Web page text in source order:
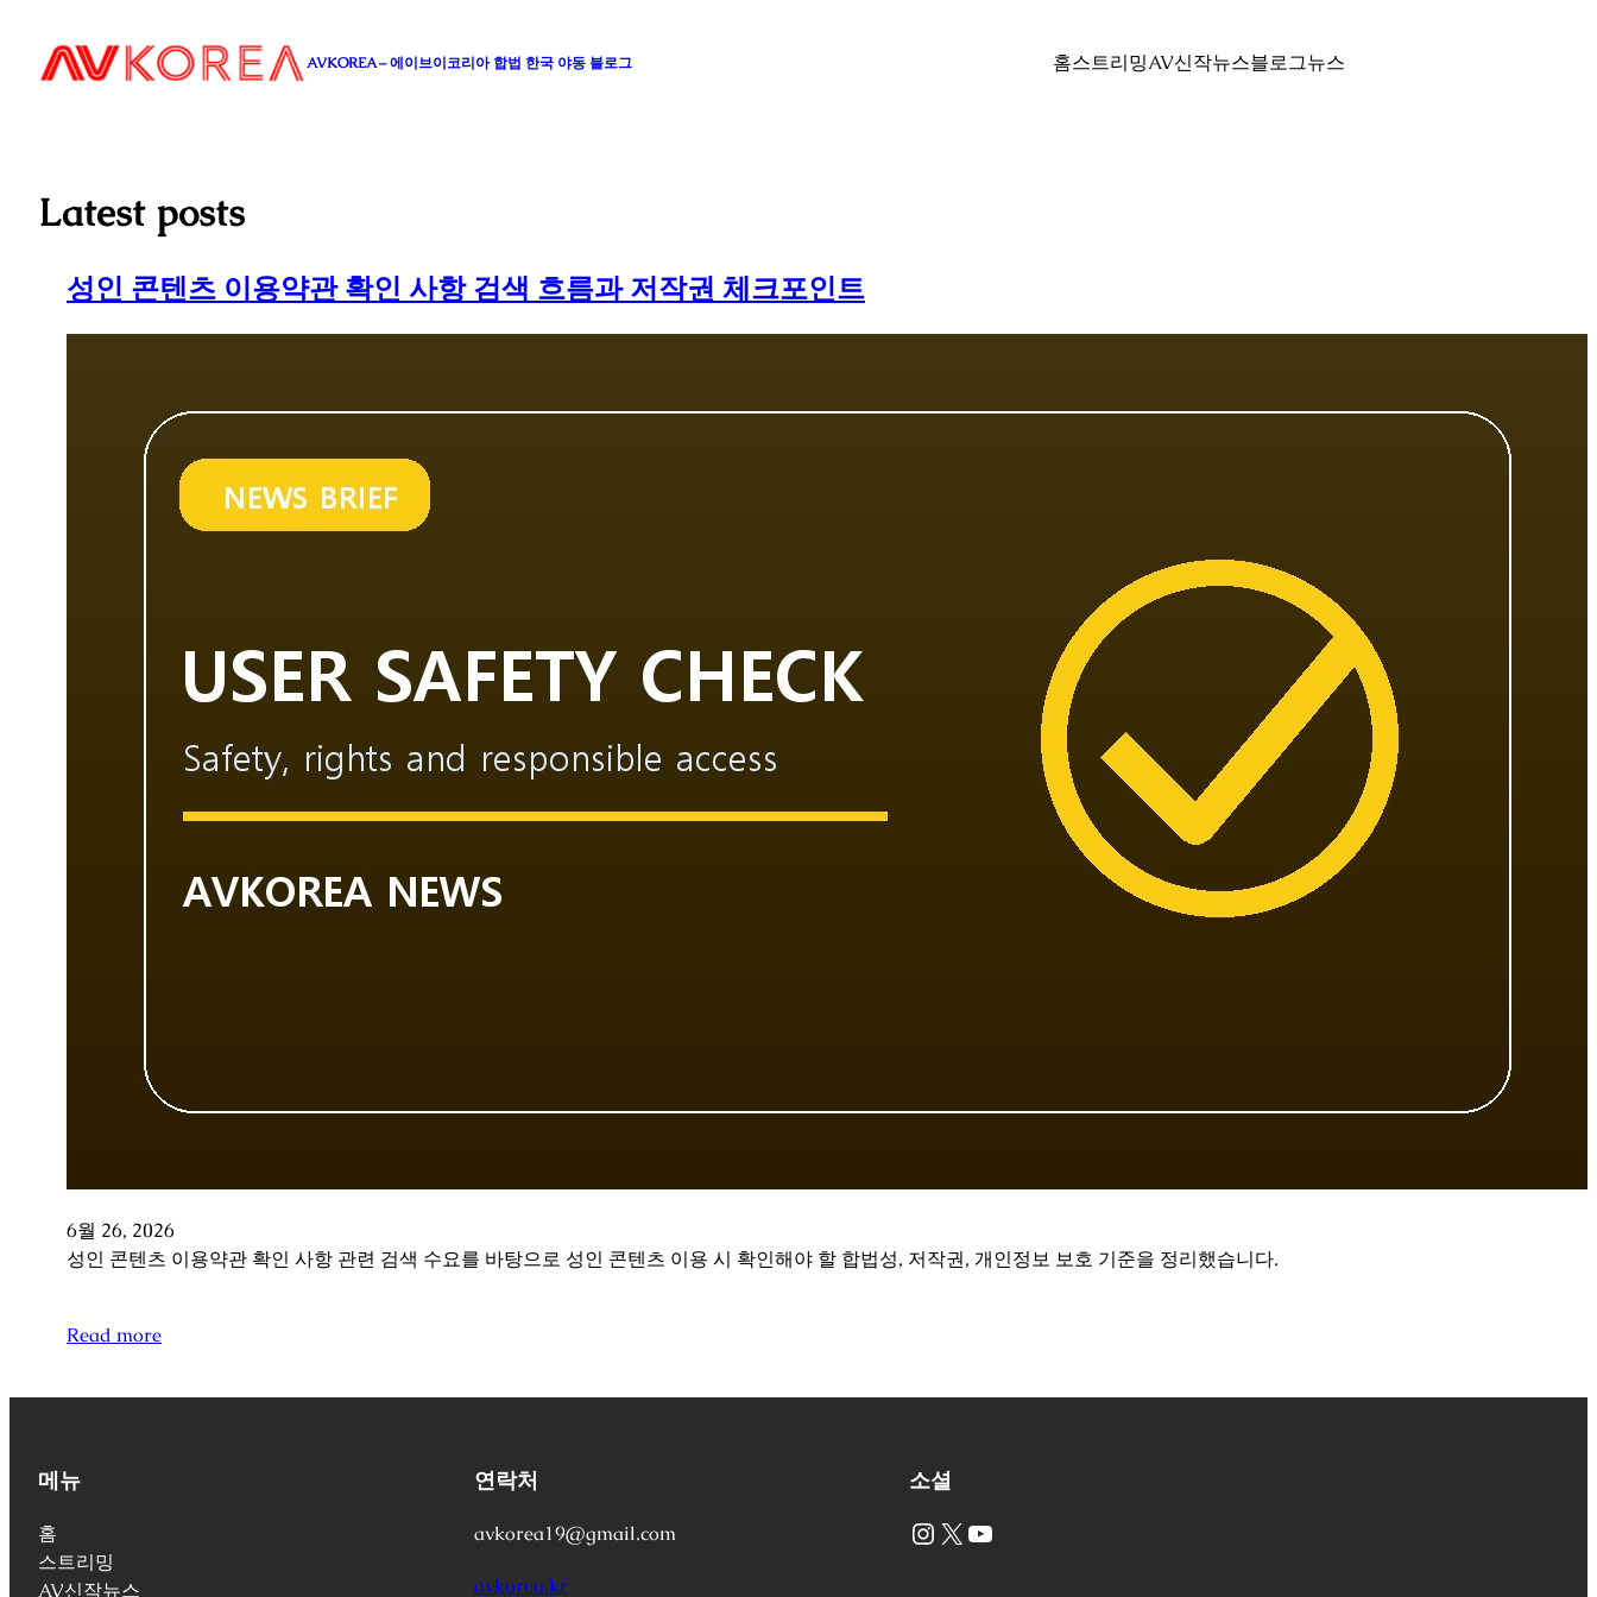
AVKOREA – 에이브이코리아 합법 한국 야동 블로그 홈스트리밍AV신작뉴스블로그뉴스
Latest posts
성인 콘텐츠 이용약관 확인 사항 검색 흐름과 저작권 체크포인트
6월 26, 2026
성인 콘텐츠 이용약관 확인 사항 관련 검색 수요를 바탕으로 성인 콘텐츠 이용 시 확인해야 할 합법성, 저작권, 개인정보 보호 기준을 정리했습니다.
Read more
메뉴
홈
스트리밍
AV신작뉴스
연락처
avkorea19@gmail.com
avkorea.kr
소셜
Instagram X YouTube